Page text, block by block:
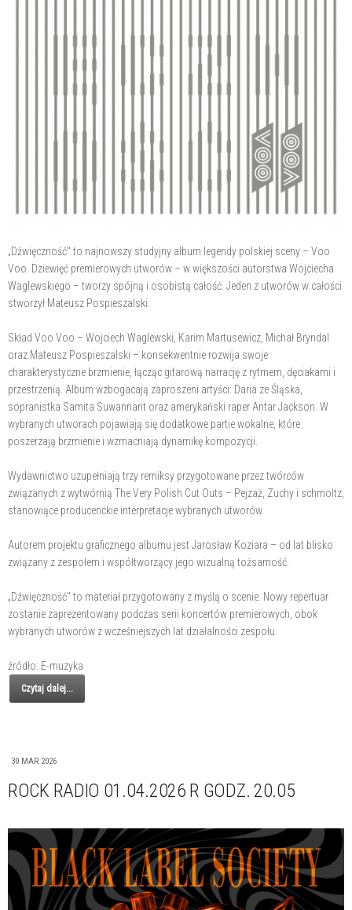
„Dźwięczność" to najnowszy studyjny album legendy polskiej sceny – Voo
Voo. Dziewięć premierowych utworów – w większości autorstwa Wojciecha
Waglewskiego – tworzy spójną i osobistą całość. Jeden z utworów w całości
stworzył Mateusz Pospieszalski.
Skład Voo Voo – Wojciech Waglewski, Karim Martusewicz, Michał Bryndal
oraz Mateusz Pospieszalski – konsekwentnie rozwija swoje
charakterystyczne brzmienie, łącząc gitarową narrację z rytmem, dęciakami i
przestrzenią. Album wzbogacają zaproszeni artyści: Daria ze Śląska,
sopranistka Samita Suwannarit oraz amerykański raper Antar Jackson. W
wybranych utworach pojawiają się dodatkowe partie wokalne, które
poszerzają brzmienie i wzmacniają dynamikę kompozycji.
Wydawnictwo uzupełniają trzy remiksy przygotowane przez twórców
związanych z wytwórnią The Very Polish Cut Outs – Pejzaż, Zuchy i schmoltz,
stanowiące producenckie interpretacje wybranych utworów.
Autorem projektu graficznego albumu jest Jarosław Koziara – od lat blisko
związany z zespołem i współtworzący jego wizualną tożsamość.
„Dźwięczność" to materiał przygotowany z myślą o scenie. Nowy repertuar
zostanie zaprezentowany podczas serii koncertów premierowych, obok
wybranych utworów z wcześniejszych lat działalności zespołu.
źródło: E-muzyka
Czytaj dalej...
30 MAR 2026
ROCK RADIO 01.04.2026 R GODZ. 20.05